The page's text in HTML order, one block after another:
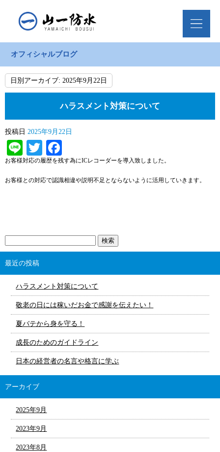
オフィシャルブログ
日別アーカイブ: 2025年9月22日
ハラスメント対策について
投稿日 2025年9月22日
LineTwitter
お客様対応の履歴を残す為にICレコーダーを導入致しました。
お客様との対応で認識相違や説明不足とならないように活用していきます。
最近の投稿
ハラスメント対策について
敬老の日には稼いだお金で感謝を伝えたい！
夏バテから身を守る！
成長のためのガイドライン
日本の経営者の名言や格言に学ぶ
アーカイブ
2025年9月
2023年9月
2023年8月